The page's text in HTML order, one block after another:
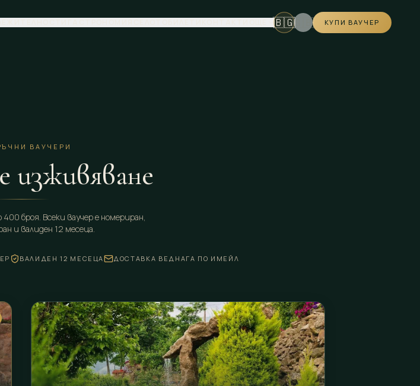
🇧🇬🇬🇧 КУПИ ВАУЧЕР
ВАУЧЕРИ
изживяване
броя. Всеки ваучер е номериран,
и валиден 12 месеца.
ВАЛИДЕН 12 МЕСЕЦА ДОСТАВКА ВЕДНАГА ПО ИМЕЙЛ